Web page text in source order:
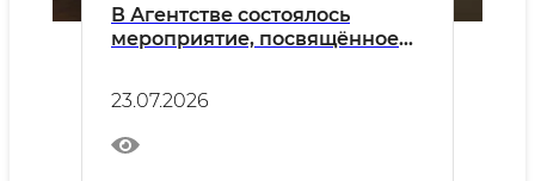
В Агентстве состоялось
мероприятие, посвящённое
предотвращения конфликта
интересов
23.07.2026